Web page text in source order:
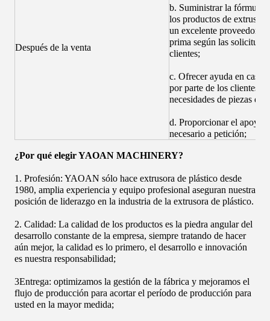
Después de la venta
b. Suministrar la fórmula
los productos de
un excelente proveedor
prima según las
clientes;
c. Ofrecer ayuda en caso
por parte de los clientes,
necesidades de piezas de
d. Proporcionar el apoyo
necesario a petición;
¿Por qué elegir YAOAN MACHINERY?
1. Profesión: YAOAN sólo hace extrusora de plástico desde
1980, amplia experiencia y equipo profesional aseguran nuestra
posición de liderazgo en la industria de la extrusora de plástico.
2. Calidad: La calidad de los productos es la piedra angular del
desarrollo constante de la empresa, siempre tratando de hacer
aún mejor, la calidad es lo primero, el desarrollo e innovación
es nuestra responsabilidad;
3Entrega: optimizamos la gestión de la fábrica y mejoramos el
flujo de producción para acortar el período de producción para
usted en la mayor medida;